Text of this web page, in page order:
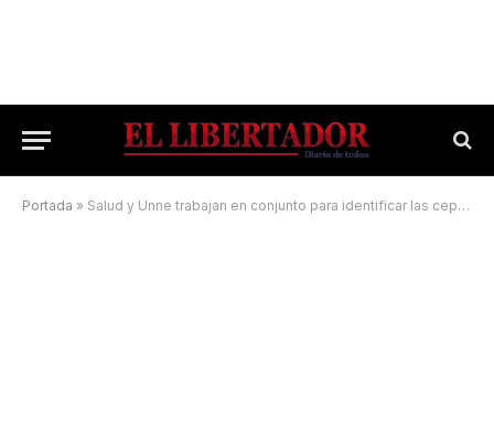
Portada » Salud y Unne trabajan en conjunto para identificar las cepas en Corrientes